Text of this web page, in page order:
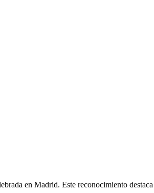
en Madrid. Este reconocimiento